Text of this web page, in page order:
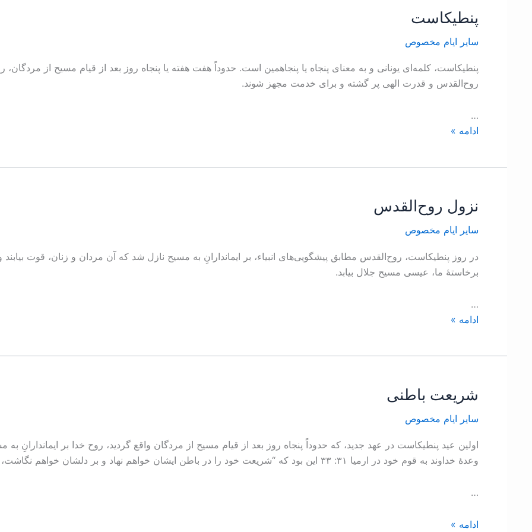
پنطيکاست
ساير ايام مخصوص
پنطيکاست، کلمه‌ای يونانی و به معنای پنجاه يا پنجاهمين است. حدوداً هفت هفته يا پنجاه روز بعد از قيام مسيح از مردگان،
روح‌القدس و قدرت الهی پر گشته و برای خدمت مجهز شوند.
…
پنطيکاست
ادامه »
نزول روح‌القدس
ساير ايام مخصوص
در روز پنطيکاست، روح‌القدس مطابق پيشگويی‌های انبياء، بر ايماندارانِ به مسيح نازل شد که آن مردان و زنان، قوت
برخاستۀ ما، عيسی مسيح جلال بيابد.
…
نزول
روح‌القدس
ادامه »
شريعت باطنی
ساير ايام مخصوص
اولين عيد پنطيکاست در عهد جديد، که حدوداً پنجاه روز بعد از قيام مسيح از مردگان واقع گرديد، روح خدا بر ايماندارانِ
وعدۀ خداوند به قوم خود در ارميا ۳۱: ۳۳ اين بود که “شريعت خود را در باطن ايشان خواهم نهاد و بر دلشان خواهم نگاشت، . . .”.
…
شريعت
باطنی
ادامه »